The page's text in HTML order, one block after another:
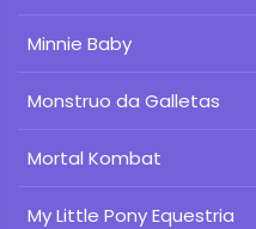
Minnie Baby
Monstruo da Galletas
Mortal Kombat
My Little Pony Equestria